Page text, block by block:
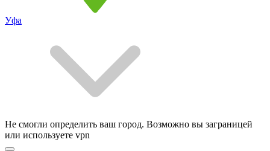
Уфа
Не смогли определить ваш город. Возможно вы заграницей
или используете vpn